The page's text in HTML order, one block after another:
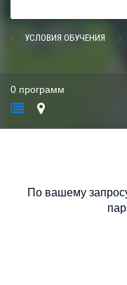
УСЛОВИЯ ОБУЧЕНИЯ
0 программ
По вашему